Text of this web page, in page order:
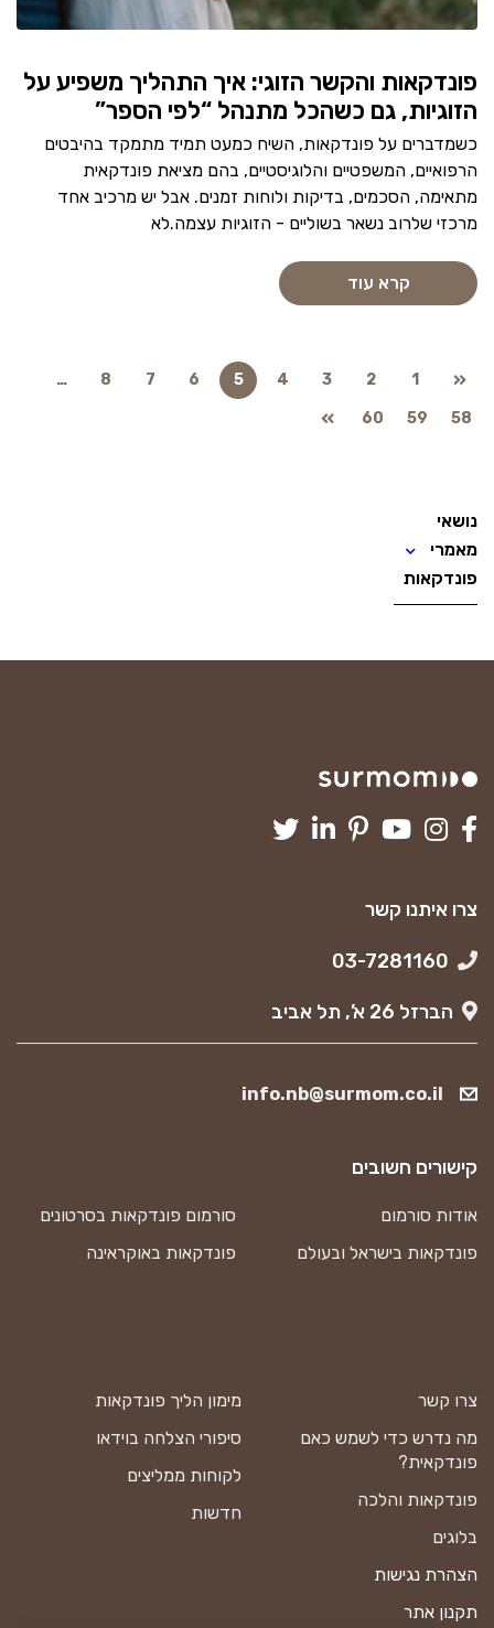
פונדקאות והקשר הזוגי: איך התהליך משפיע על
הזוגיות, גם כשהכל מתנהל “לפי הספר”
כשמדברים על פונדקאות, השיח כמעט תמיד מתמקד בהיבטים
הרפואיים, המשפטיים והלוגיסטיים, בהם מציאת פונדקאית
מתאימה, הסכמים, בדיקות ולוחות זמנים. אבל יש מרכיב אחד
מרכזי שלרוב נשאר בשוליים - הזוגיות עצמה.לא
קרא עוד
1
2
3
4
5
6
7
8
…
58
59
60
נושאי
מאמרי
פונדקאות
צרו איתנו קשר
הברזל 26 א’, תל אביב
info.nb@surmom.co.il
צרו קשר
מה נדרש כדי לשמש כאם
פונדקאית?
פונדקאות והלכה
בלוגים
הצהרת נגישות
תקנון אתר
מימון הליך פונדקאות
סיפורי הצלחה בוידאו
לקוחות ממליצים
חדשות
קישורים חשובים
אודות סורמום
סורמום פונדקאות בסרטונים
פונדקאות בישראל ובעולם
פונדקאות באוקראינה